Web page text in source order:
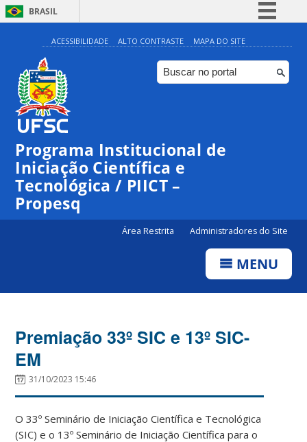
BRASIL
Simplifique!
Comunica BR
Participe
Canais
ACESSIBILIDADE ALTO CONTRASTE MAPA DO SITE
Programa Institucional de
Iniciação Científica e
Tecnológica / PIICT –
Propesq
Área Restrita Administradores do Site
MENU
Premiação 33º SIC e 13º SIC-
EM
31/10/2023 15:46
O 33º Seminário de Iniciação Científica e Tecnológica
(SIC) e o 13º Seminário de Iniciação Científica para o